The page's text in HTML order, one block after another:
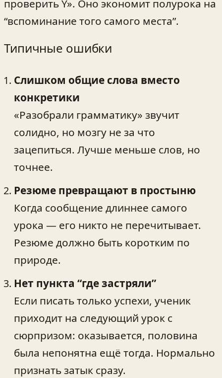
проверить Y». Оно экономит полурока на
“вспоминание того самого места”.
Типичные ошибки
Слишком общие слова вместо
конкретики
«Разобрали грамматику» звучит
солидно, но мозгу не за что
зацепиться. Лучше меньше слов, но
точнее.
Резюме превращают в простыню
Когда сообщение длиннее самого
урока — его никто не перечитывает.
Резюме должно быть коротким по
природе.
Нет пункта “где застряли”
Если писать только успехи, ученик
приходит на следующий урок с
сюрпризом: оказывается, половина
была непонятна ещё тогда. Нормально
признать затык сразу.